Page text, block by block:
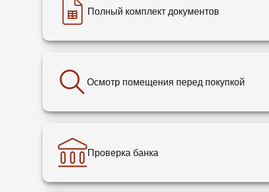
Полный комплект документов
Осмотр помещения перед покупкой
Проверка банка